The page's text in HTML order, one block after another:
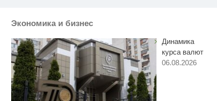
Экономика и бизнес
Динамика
курса валют
06.08.2026